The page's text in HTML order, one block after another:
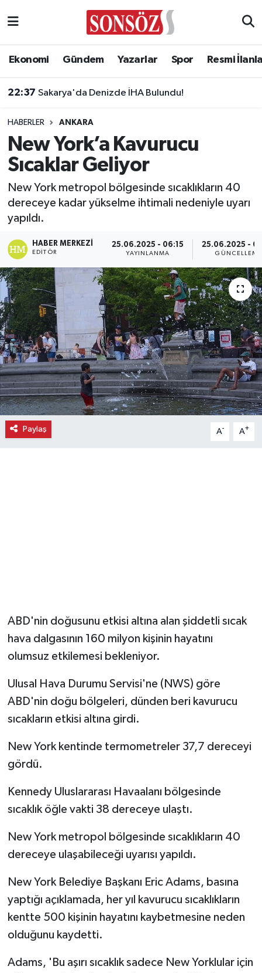
Ekonomi Gündem Yazarlar Spor Resmi
22:37 Sakarya'da Denizde İHA Bulundu!
HABERLER ANKARA
New York’a Kavurucu
Sıcaklar Geliyor
New York metropol bölgesinde sıcaklıkların 40
dereceye kadar yükselme ihtimali nedeniyle uyarı
yapıldı.
HABER MERKEZI
EDITÖR
25.06.2025 - 06:15
YAYINLANMA
25.06.2025 -
GÜNCELLEME
Paylaş A- A+
ABD'nin doğusunu etkisi altına alan şiddetli sıcak
hava dalgasının 160 milyon kişinin hayatını
olumsuz etkilemesi bekleniyor.
Ulusal Hava Durumu Servisi'ne (NWS) göre
ABD'nin doğu bölgeleri, dünden beri kavurucu
sıcakların etkisi altına girdi.
New York kentinde termometreler 37,7 dereceyi
gördü.
Kennedy Uluslararası Havaalanı bölgesinde
sıcaklık öğle vakti 38 dereceye ulaştı.
New York metropol bölgesinde sıcaklıkların 40
dereceye ulaşabileceği uyarısı yapıldı.
New York Belediye Başkanı Eric Adams, basına
yaptığı açıklamada, her yıl kavurucu sıcaklıkların
kentte 500 kişinin hayatını kaybetmesine neden
olduğunu kaydetti.
Adams, 'Bu aşırı sıcaklık sadece New Yorklular için
Asayiş
Biyografi
Çevre
Diğer
Dünya
Eğitim
Ekonomi
Eleman
Emlak
Gündem
Gurme
Haber
Seri İlan
Sokak Hayvanlarını Sahiplendirme
Spor
Vasıta
Ankara Nöbetçi Eczaneler
Ankara Trafik Yoğunluk Haritası
Süper Lig Puan Durumu ve Fikstür
Tüm Manşetler
Son Dakika Haberleri
Haber Arşivi